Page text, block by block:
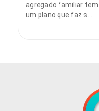
agregado familiar
um plano que faz s...